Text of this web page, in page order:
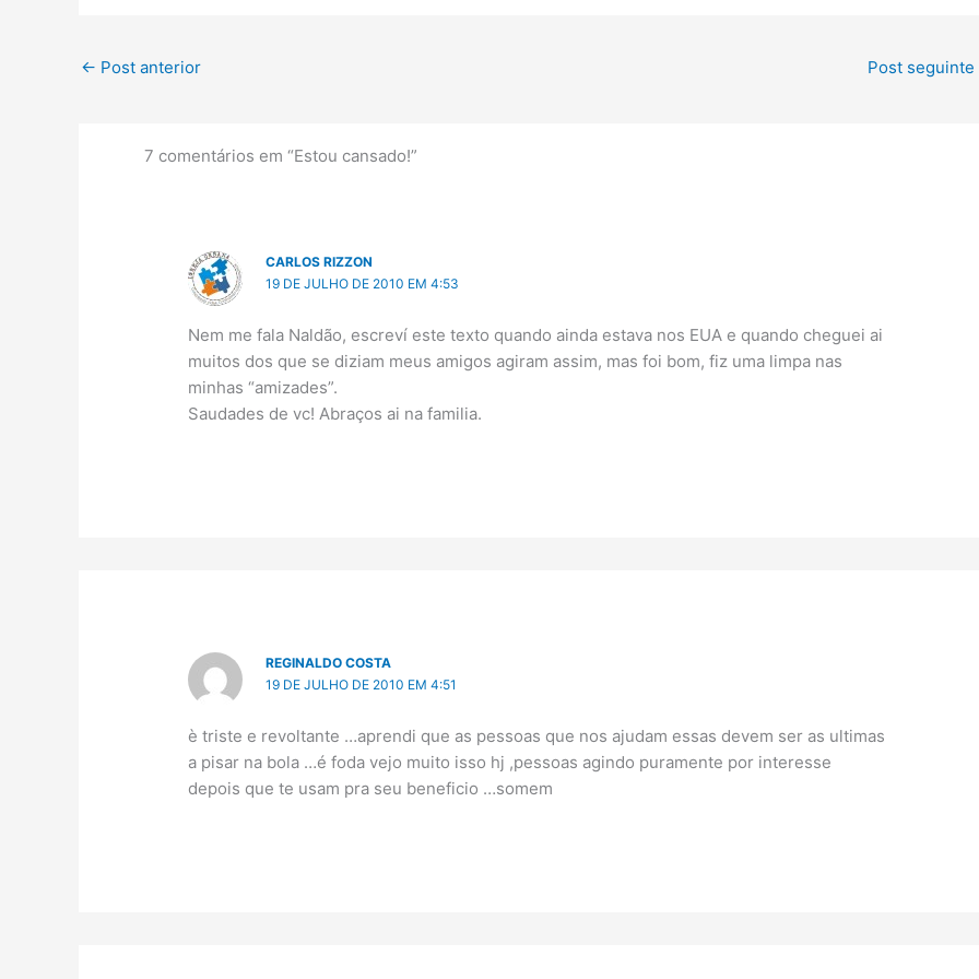
← Post anterior Post seguinte
7 comentários em “Estou cansado!”
CARLOS RIZZON
19 DE JULHO DE 2010 EM 4:53
Nem me fala Naldão, escreví este texto quando ainda estava nos EUA e quando cheguei ai
muitos dos que se diziam meus amigos agiram assim, mas foi bom, fiz uma limpa nas
minhas “amizades”.
Saudades de vc! Abraços ai na familia.
REGINALDO COSTA
19 DE JULHO DE 2010 EM 4:51
è triste e revoltante …aprendi que as pessoas que nos ajudam essas devem ser as ultimas
a pisar na bola …é foda vejo muito isso hj ,pessoas agindo puramente por interesse
depois que te usam pra seu beneficio …somem